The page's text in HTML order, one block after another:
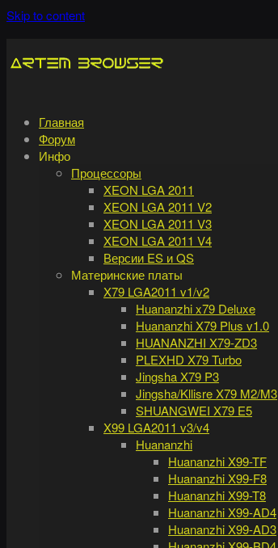
Skip to content
Главная
Форум
Инфо
Процессоры
XEON LGA 2011
XEON LGA 2011 V2
XEON LGA 2011 V3
XEON LGA 2011 V4
Версии ES и QS
Материнские платы
X79 LGA2011 v1/v2
Huananzhi x79 Deluxe
Huananzhi X79 Plus v1.0
HUANANZHI X79-ZD3
PLEXHD X79 Turbo
Jingsha X79 P3
Jingsha/Kllisre X79 M2/M3
SHUANGWEI X79 E5
X99 LGA2011 v3/v4
Huananzhi
Huananzhi X99-TF
Huananzhi X99-F8
Huananzhi X99-T8
Huananzhi X99-AD4
Huananzhi X99-AD3